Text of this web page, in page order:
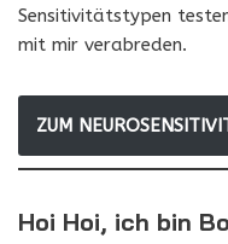
Sensitivitätstypen
mit mir verabreden.
ZUM
Hoi Hoi, ich bin